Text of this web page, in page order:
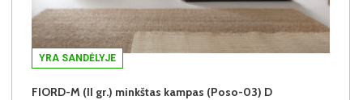
YRA SANDĖLYJE
FIORD-M (II gr.) minkštas kampas (Poso-03) D